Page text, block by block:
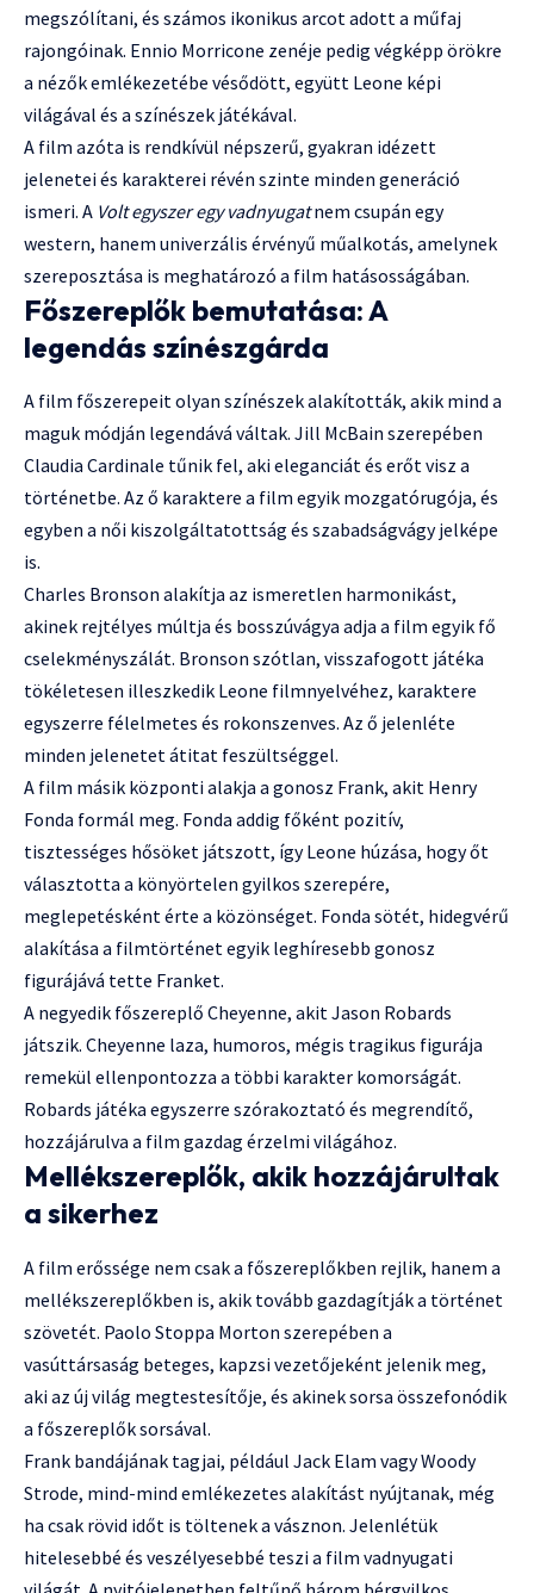
megszólítani, és számos ikonikus arcot adott a műfaj
rajongóinak. Ennio Morricone zenéje pedig végképp örökre
a nézők emlékezetébe vésődött, együtt Leone képi
világával és a színészek játékával.
A film azóta is rendkívül népszerű, gyakran idézett
jelenetei és karakterei révén szinte minden generáció
ismeri. A Volt egyszer egy vadnyugatnem csupán egy
western, hanem univerzális érvényű műalkotás, amelynek
szereposztása is meghatározó a film hatásosságában.
Főszereplők bemutatása: A
legendás színészgárda
A film főszerepeit olyan színészek alakították, akik mind a
maguk módján legendává váltak. Jill McBain szerepében
Claudia Cardinale tűnik fel, aki eleganciát és erőt visz a
történetbe. Az ő karaktere a film egyik mozgatórugója, és
egyben a női kiszolgáltatottság és szabadságvágy jelképe
is.
Charles Bronson alakítja az ismeretlen harmonikást,
akinek rejtélyes múltja és bosszúvágya adja a film egyik fő
cselekményszálát. Bronson szótlan, visszafogott játéka
tökéletesen illeszkedik Leone filmnyelvéhez, karaktere
egyszerre félelmetes és rokonszenves. Az ő jelenléte
minden jelenetet átitat feszültséggel.
A film másik központi alakja a gonosz Frank, akit Henry
Fonda formál meg. Fonda addig főként pozitív,
tisztességes hősöket játszott, így Leone húzása, hogy őt
választotta a könyörtelen gyilkos szerepére,
meglepetésként érte a közönséget. Fonda sötét, hidegvérű
alakítása a filmtörténet egyik leghíresebb gonosz
figurájává tette Franket.
A negyedik főszereplő Cheyenne, akit Jason Robards
játszik. Cheyenne laza, humoros, mégis tragikus figurája
remekül ellenpontozza a többi karakter komorságát.
Robards játéka egyszerre szórakoztató és megrendítő,
hozzájárulva a film gazdag érzelmi világához.
Mellékszereplők, akik hozzájárultak
a sikerhez
A film erőssége nem csak a főszereplőkben rejlik, hanem a
mellékszereplőkben is, akik tovább gazdagítják a történet
szövetét. Paolo Stoppa Morton szerepében a
vasúttársaság beteges, kapzsi vezetőjeként jelenik meg,
aki az új világ megtestesítője, és akinek sorsa összefonódik
a főszereplők sorsával.
Frank bandájának tagjai, például Jack Elam vagy Woody
Strode, mind-mind emlékezetes alakítást nyújtanak, még
ha csak rövid időt is töltenek a vásznon. Jelenlétük
hitelesebbé és veszélyesebbé teszi a film vadnyugati